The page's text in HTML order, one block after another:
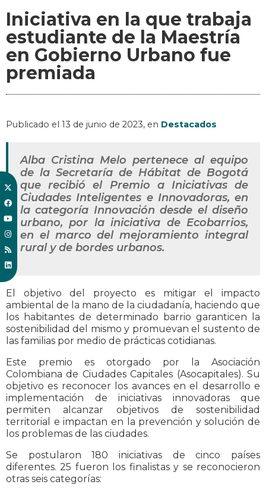
Iniciativa en la que trabaja
estudiante de la Maestría
en Gobierno Urbano fue
premiada
Publicado el 13 de junio de 2023, en Destacados
Alba Cristina Melo pertenece al equipo
de la Secretaría de Hábitat de Bogotá
que recibió el Premio a Iniciativas de
Ciudades Inteligentes e Innovadoras, en
la categoría Innovación desde el diseño
urbano, por la iniciativa de Ecobarrios,
en el marco del mejoramiento integral
rural y de bordes urbanos.
El objetivo del proyecto es mitigar el impacto
ambiental de la mano de la ciudadanía, haciendo que
los habitantes de determinado barrio garanticen la
sostenibilidad del mismo y promuevan el sustento de
las familias por medio de prácticas cotidianas.
Este premio es otorgado por la Asociación
Colombiana de Ciudades Capitales (Asocapitales). Su
objetivo es reconocer los avances en el desarrollo e
implementación de iniciativas innovadoras que
permiten alcanzar objetivos de sostenibilidad
territorial e impactan en la prevención y solución de
los problemas de las ciudades.
Se postularon 180 iniciativas de cinco países
diferentes. 25 fueron los finalistas y se reconocieron
otras seis categorías: